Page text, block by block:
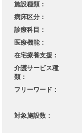
施設種類：
病床区分：
診療科目：
医療機能：
在宅療養支援：
介護サービス種
類：
フリーワード：
対象施設数：